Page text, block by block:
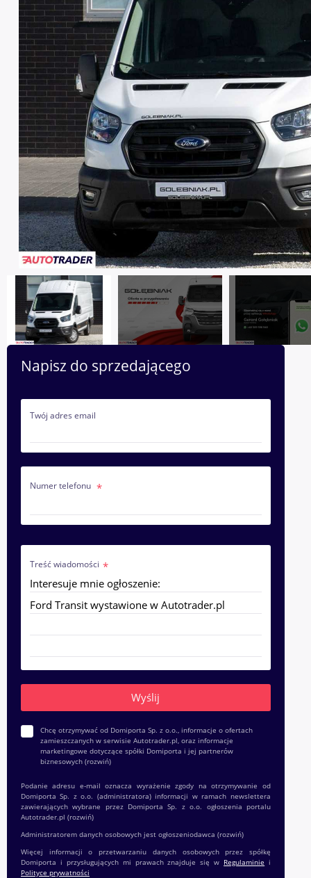
Napisz do sprzedającego
Twój adres email
Numer telefonu
Treść wiadomości
Chcę otrzymywać od Domiporta Sp. z o.o., informacje o ofertach
zamieszczanych w serwisie Autotrader.pl, oraz informacje
marketingowe dotyczące spółki Domiporta i jej partnerów
biznesowych (rozwiń)
Podanie adresu e-mail oznacza wyrażenie zgody na otrzymywanie od
Domiporta Sp. z o.o. (administratora) informacji w ramach newslettera
zawierających wybrane przez Domiporta Sp. z o.o. ogłoszenia portalu
Autotrader.pl (rozwiń)
Administratorem danych osobowych jest ogłoszeniodawca (rozwiń)
Więcej informacji o przetwarzaniu danych osobowych przez spółkę
Domiporta i przysługujących mi prawach znajduje się w Regulaminie i
Polityce prywatności